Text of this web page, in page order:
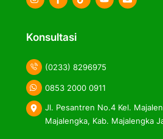
Icon
Icon
Icon
Konsultasi
(0233) 8296975
0853 2000 0911
Jl. Pesantren No.4 Kel.
Majalengka, Kab. Majalengka